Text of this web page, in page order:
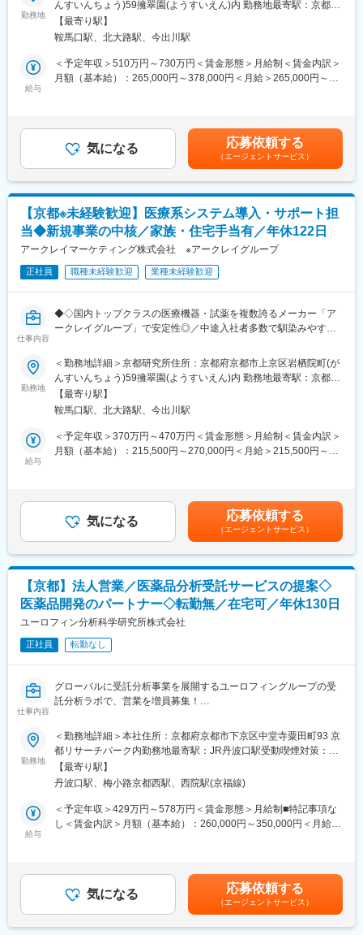
への学習の機会は積極的に提供していただけます。毎月座学での
勉強会を開催しており、オフィス内には業界情報に関する定期刊
行は常時複数部置いてあります。デスクも社員同士がオープンに
業務を進められます。
■出向先(ユニバーサルヘルスウェア有限会社)：
アークレイマーケティング株式会社のグループ会社として、ソフ
トウェア開発およびWebサービスの構築を行っています。
■職務内容：
本ポジションでは、自社開発アプリケーションの追加機能開発を
も携わることが可能。機能改善のスピード感や裁量の大きさを感
じながら、プロダクトと自身の成長を同時に実感できるポジショ
ンです。
入社後は、基礎から実務までを段階的に学べる体系的な研修制度
を用意しています。基礎知識の習得から実務への移行まで、無理
のないステップで成長できる環境が整っており、未経験分野があ
る方も安心して業務に取り組めます。
・担当システムに関する社内研修（約2か月）
・OJT（約半年）
■ポジションの特徴：
本ポジションで担当いただくのは、糖尿病患者さま向けの
「血糖値管理」「食事記録」「歩数計」「バイタル管理」など、
日々の健康状態を一元的に管理できる機能を搭載し、患者さまの
セルフケアを支援する重要な役割を担っています。
本アプリケーションも、患者さま個人にとどまらず、医療機関や
場から寄せられる声をもとに、機能追加・改善開発を継続的に行
っている点が大きな特長です。
・言語：C#,Kotlin,Swift,Dart ,Objective-C
・フレームワーク： .NET
・データベース：MySQL,PostgreSQL,SQLite,SQL Server
・コード管理：GitHub
・コミュニケーション： Slack,Teams
■組織構成：
現在、正社員が５名、契約社員が２名の７名体制です。（その
他、数名の派遣社員さんにもサポートいただいています）
勤務地
んすいんちょう)59擁翠園(ようすいえん)内 勤務地最寄駅：京都市
営地下鉄 烏丸線線／鞍馬口駅受動喫煙対策：屋内全面禁煙変更の
範囲：会社の定める事業所
【最寄り駅】
鞍馬口駅、北大路駅、今出川駅
給与
＜予定年収＞510万円～730万円＜賃金形態＞月給制＜賃金内訳＞
月額（基本給）：265,000円～378,000円＜月給＞265,000円～
いたします。礼金が15万（単身）、25万（家族帯同）、仲介手数
料家賃1ヶ月分も会社負担となります。尚、社宅適用となった場合
は、適用が異なります。賃金はあくまでも目安の金額であり、選
考を通じて上下する可能性があります。月給(月額)は固定手当を含
めた表記です。
気になる 応募依頼する
（エージェントサービス）
【京都※未経験歓迎】医療系システム導入・サポート担
当◆新規事業の中核／家族・住宅手当有／年休122日
アークレイマーケティング株式会社 ※アークレイグループ
正社員 職種未経験歓迎 業種未経験歓迎
仕事内容
◆◇国内トップクラスの医療機器・試薬を複数誇るメーカー「ア
ークレイグループ」で安定性◎／中途入社者多数で馴染みやすい
有り◆◇
■出向先(ユニバーサルヘルスウェア有限会社)：
アークレイマーケティング株式会社のグループ会社として、ソフ
トウェア開発およびWebサービスの構築を行っています。
■業務内容（臨床検査情報システムの導入・サポート）：
病院の検査室にて勤務されている臨床検査技師の方々と直接打ち
・導入前の事前打ち合わせ
・システムの納品・仕様調整
・稼動テストの実施
業務は常に2～3名のチーム体制で進めるため、未経験領域があっ
ても安心。
現場と密にコミュニケーションを取りながら、医療現場が安全か
つ円滑にシステムを利用できる環境づくりに貢献していただきま
※アークレイマーケティング株式会社へ入社後、ユニバーサルヘル
スウェア有限会社へ在籍出向となります。
■入社後の流れ：
を用意しています。基礎知識の習得から実務への移行まで、無理
のないステップで成長できる環境が整っており、未経験分野があ
る方も安心して業務に取り組めます。
・臨床検査系情報のオンデマンド学習（約2か月）
・OJT（約半年）
また、本ポジションでは、導入担当としての専門性を深めるだけ
でなく、それ以外の多様なキャリアパスも描くことが可能です。
■当ポジションの魅力：
勤務地
＜勤務地詳細＞京都研究所住所：京都府京都市上京区岩栖院町(が
んすいんちょう)59擁翠園(ようすいえん)内 勤務地最寄駅：京都市
営地下鉄 烏丸線線／鞍馬口駅受動喫煙対策：屋内全面禁煙変更の
範囲：会社の定める事業所
【最寄り駅】
鞍馬口駅、北大路駅、今出川駅
給与
＜予定年収＞370万円～470万円＜賃金形態＞月給制＜賃金内訳＞
月額（基本給）：215,500円～270,000円＜月給＞215,500円～
いたします。礼金が15万（単身）、25万（家族帯同）、仲介手数
料家賃1ヶ月分も会社負担となります。尚、社宅適用となった場合
は、適用が異なります。賃金はあくまでも目安の金額であり、選
考を通じて上下する可能性があります。月給(月額)は固定手当を含
めた表記です。
気になる 応募依頼する
（エージェントサービス）
【京都】法人営業／医薬品分析受託サービスの提案◇
医薬品開発のパートナー◇転勤無／在宅可／年休130日
ユーロフィン分析科学研究所株式会社
正社員 転勤なし
仕事内容
グローバルに受託分析事業を展開するユーロフィングループの受
託分析ラボで、営業を増員募集！
◎幅広い分析サービスを用いて顧客の課題解決を支援するお仕事
◎英語力を活かす場面、英語力を磨く場面があり
◎医薬品の開発やモノづくりを縁の下で支える分析ビジネス
◎幅広い分析サービスを提案し、顧客の課題解決を支援する「ソ
リューション営業」
■担当業務：
医薬品分析受託サービスにおける法人営業をご担当頂きます。
・社内関係各部門との調整、顧客管理
・海外顧客・海外グループラボとの協業：週1～月数回程度、英語
を使用
勤務地
＜勤務地詳細＞本社住所：京都府京都市下京区中堂寺粟田町93 京
都リサーチパーク内勤務地最寄駅：JR丹波口駅受動喫煙対策：敷
地内喫煙可能場所あり変更の範囲：会社の定める事業所
【最寄り駅】
丹波口駅、梅小路京都西駅、西院駅(京福線)
給与
＜予定年収＞429万円～578万円＜賃金形態＞月給制■特記事項な
し＜賃金内訳＞月額（基本給）：260,000円～350,000円＜月給＞
目安の金額であり、選考を通じて上下する可能性があります。月
給(月額)は固定手当を含めた表記です。
気になる 応募依頼する
（エージェントサービス）